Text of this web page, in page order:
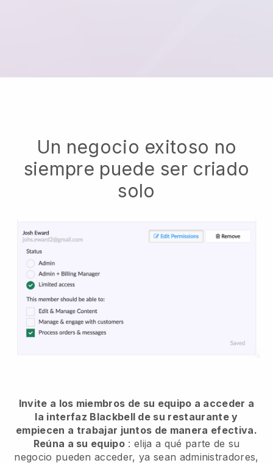
Un negocio exitoso no
siempre puede ser criado
solo
Invite a los miembros de su equipo a acceder a
la interfaz Blackbell de su restaurante y
empiecen a trabajar juntos de manera efectiva.
Reúna a su equipo : elija a qué parte de su
negocio pueden acceder, ya sean administradores,